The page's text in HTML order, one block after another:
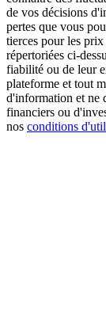
New Listing
Trade New
de vos décisions
pertes que vous
tierces pour les
répertoriées ci-
fiabilité ou de leur
plateforme et tout
d'information et ne
financiers ou
nos conditions